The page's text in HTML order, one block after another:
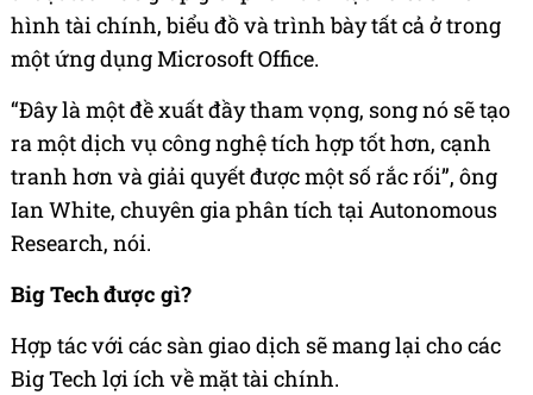
hình tài chính, biểu đồ và trình bày tất cả ở trong
một ứng dụng Microsoft Office.
“Đây là một đề xuất đầy tham vọng, song nó sẽ tạo
ra một dịch vụ công nghệ tích hợp tốt hơn, cạnh
tranh hơn và giải quyết được một số rắc rối”, ông
Ian White, chuyên gia phân tích tại Autonomous
Research, nói.
Big Tech được gì?
Hợp tác với các sàn giao dịch sẽ mang lại cho các
Big Tech lợi ích về mặt tài chính.